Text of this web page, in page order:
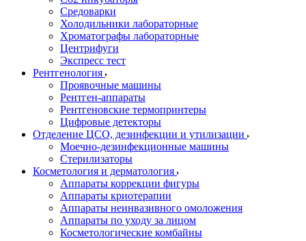
Средоварки
Холодильники лабораторные
Хроматографы лабораторные
Центрифуги
Экспресс тест
Рентгенология
Проявочные машины
Рентген-аппараты
Рентгеновские термопринтеры
Цифровые детекторы
Отделение ЦСО, дезинфекции и утилизации
Моечно-дезинфекционные машины
Стерилизаторы
Косметология и дерматология
Аппараты коррекции фигуры
Аппараты криотерапии
Аппараты неинвазивного омоложения
Аппараты по уходу за лицом
Косметологические комбайны